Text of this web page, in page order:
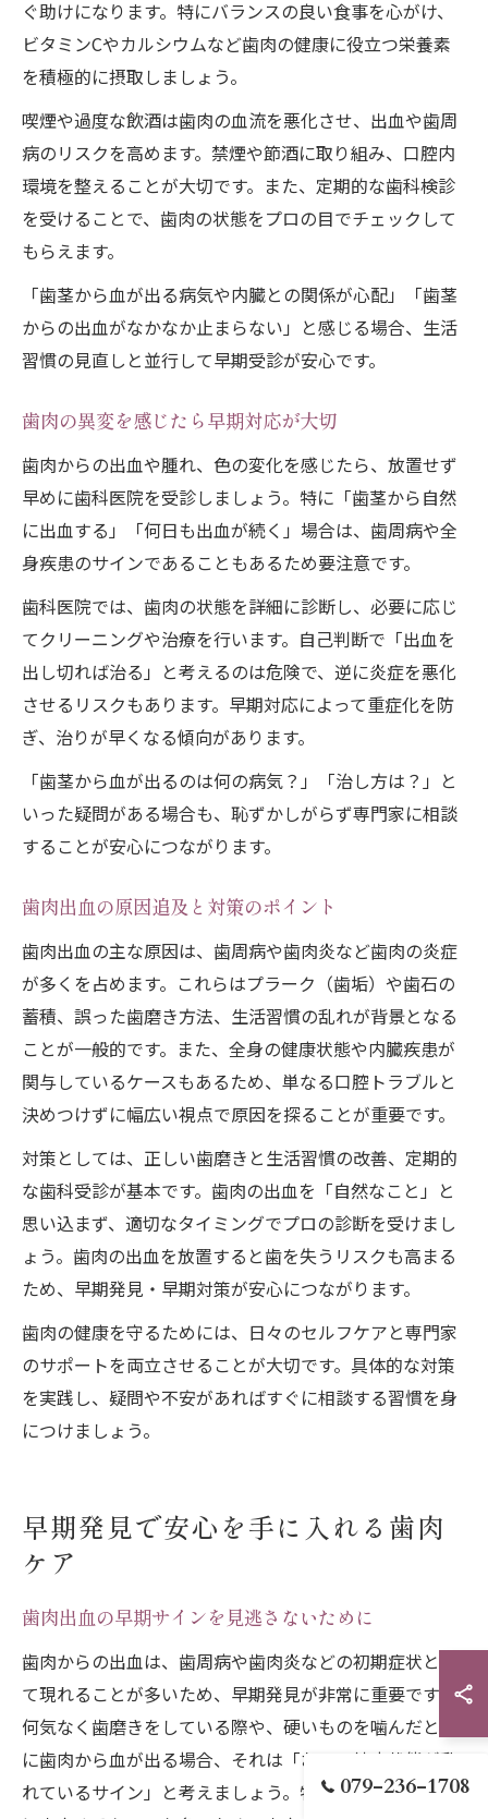
ぐ助けになります。特にバランスの良い食事を心がけ、
ビタミンCやカルシウムなど歯肉の健康に役立つ栄養素
を積極的に摂取しましょう。
喫煙や過度な飲酒は歯肉の血流を悪化させ、出血や歯周
病のリスクを高めます。禁煙や節酒に取り組み、口腔内
環境を整えることが大切です。また、定期的な歯科検診
を受けることで、歯肉の状態をプロの目でチェックして
もらえます。
「歯茎から血が出る病気や内臓との関係が心配」「歯茎
からの出血がなかなか止まらない」と感じる場合、生活
習慣の見直しと並行して早期受診が安心です。
歯肉の異変を感じたら早期対応が大切
歯肉からの出血や腫れ、色の変化を感じたら、放置せず
早めに歯科医院を受診しましょう。特に「歯茎から自然
に出血する」「何日も出血が続く」場合は、歯周病や全
身疾患のサインであることもあるため要注意です。
歯科医院では、歯肉の状態を詳細に診断し、必要に応じ
てクリーニングや治療を行います。自己判断で「出血を
出し切れば治る」と考えるのは危険で、逆に炎症を悪化
させるリスクもあります。早期対応によって重症化を防
ぎ、治りが早くなる傾向があります。
「歯茎から血が出るのは何の病気？」「治し方は？」と
いった疑問がある場合も、恥ずかしがらず専門家に相談
することが安心につながります。
歯肉出血の原因追及と対策のポイント
歯肉出血の主な原因は、歯周病や歯肉炎など歯肉の炎症
が多くを占めます。これらはプラーク（歯垢）や歯石の
蓄積、誤った歯磨き方法、生活習慣の乱れが背景となる
ことが一般的です。また、全身の健康状態や内臓疾患が
関与しているケースもあるため、単なる口腔トラブルと
決めつけずに幅広い視点で原因を探ることが重要です。
対策としては、正しい歯磨きと生活習慣の改善、定期的
な歯科受診が基本です。歯肉の出血を「自然なこと」と
思い込まず、適切なタイミングでプロの診断を受けまし
ょう。歯肉の出血を放置すると歯を失うリスクも高まる
ため、早期発見・早期対策が安心につながります。
歯肉の健康を守るためには、日々のセルフケアと専門家
のサポートを両立させることが大切です。具体的な対策
を実践し、疑問や不安があればすぐに相談する習慣を身
につけましょう。
早期発見で安心を手に入れる歯肉
ケア
歯肉出血の早期サインを見逃さないために
歯肉からの出血は、歯周病や歯肉炎などの初期症状とし
て現れることが多いため、早期発見が非常に重要です。
何気なく歯磨きをしている際や、硬いものを噛んだとき
に歯肉から血が出る場合、それは「お口の健康状態が乱
れているサイン」と考えましょう。特に、痛みを伴わず
079-236-1708